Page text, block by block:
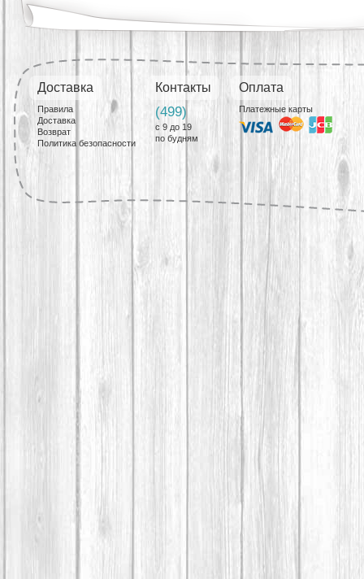
Доставка
Правила
Доставка
Возврат
Политика безопасности
Контакты
(499)
с 9 до 19
по будням
Оплата
Платежные карты